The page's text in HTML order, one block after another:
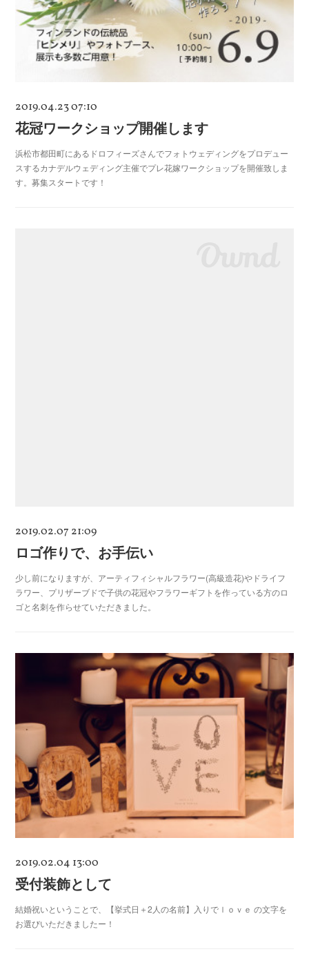
2019.04.23 07:10
花冠ワークショップ開催します
浜松市都田町にあるドロフィーズさんでフォトウェディングをプロデュー
スするカナデルウェディング主催でプレ花嫁ワークショップを開催致しま
す。募集スタートです！
2019.02.07 21:09
ロゴ作りで、お手伝い
少し前になりますが、アーティフィシャルフラワー(高級造花)やドライフ
ラワー、プリザーブドで子供の花冠やフラワーギフトを作っている方のロ
ゴと名刺を作らせていただきました。
2019.02.04 13:00
受付装飾として
結婚祝いということで、【挙式日＋2人の名前】入りでｌｏｖｅ の文字を
お選びいただきましたー！